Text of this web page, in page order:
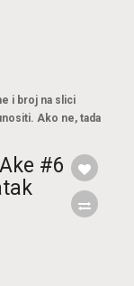
i broj na slici
Ako ne, tada
#6